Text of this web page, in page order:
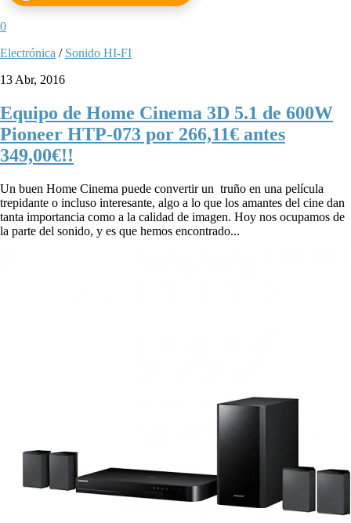
0
Electrónica / Sonido HI-FI
13 Abr, 2016
Equipo de Home Cinema 3D 5.1 de 600W
Pioneer HTP-073 por 266,11€ antes
349,00€!!
Un buen Home Cinema puede convertir un truño en una película
trepidante o incluso interesante, algo a lo que los amantes del cine dan
tanta importancia como a la calidad de imagen. Hoy nos ocupamos de
la parte del sonido, y es que hemos encontrado...